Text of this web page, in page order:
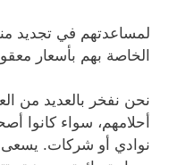
لمساعدتهم في تجديد
الخاصة بهم بأسعار
نحن نفخر بالعديد من
أحلامهم، سواء كانوا
نوادي أو شركات. يسعى